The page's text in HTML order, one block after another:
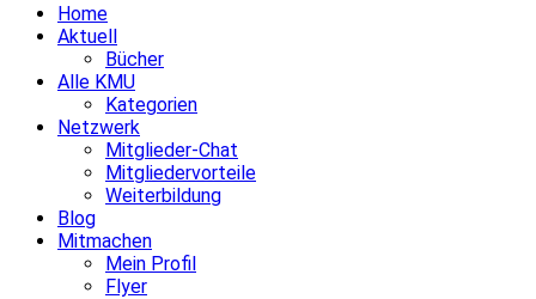
Home
Aktuell
Bücher
Alle KMU
Kategorien
Netzwerk
Mitglieder-Chat
Mitgliedervorteile
Weiterbildung
Blog
Mitmachen
Mein Profil
Flyer